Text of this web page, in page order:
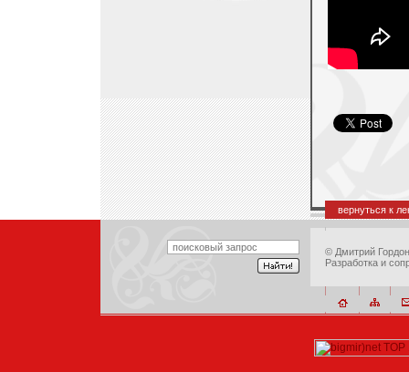
вернуться к
© Дмитрий Гордон
Разработка и